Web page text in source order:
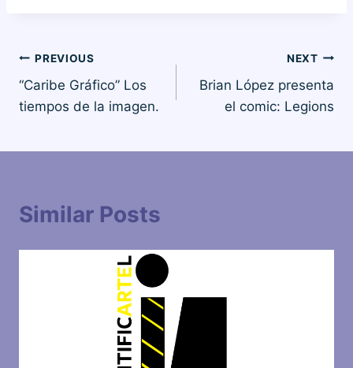
Navegación
de
PREVIOUS
“Caribe Gráfico” Los
tiempos de la imagen.
NEXT
Brian López presenta
el comic: Legions
Similar Posts